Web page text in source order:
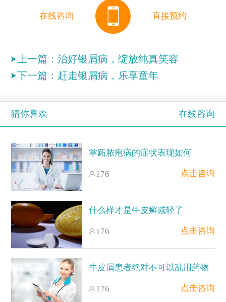
在线咨询 直接预约
上一篇：治好银屑病，绽放纯真笑容
下一篇： 赶走银屑病，乐享童年
猜你喜欢 在线咨询
掌跖脓疱病的症状表现如何
176 点击咨询
什么样才是牛皮癣减轻了
176 点击咨询
牛皮屑患者绝对不可以乱用药物
176 点击咨询